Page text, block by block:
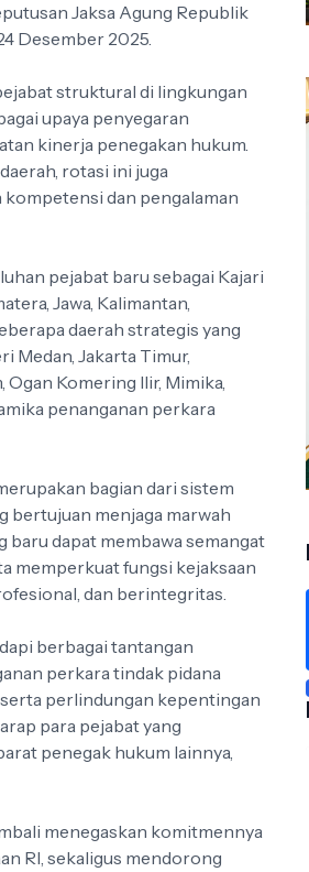
Jaksa Agung Republik
Desember 2025.
struktural di lingkungan
upaya penyegaran
kinerja penegakan hukum.
rotasi ini juga
dan pengalaman
pejabat baru sebagai Kajari
Jawa, Kalimantan,
daerah strategis yang
Medan, Jakarta Timur,
Ogan Komering Ilir, Mimika,
penanganan perkara
bagian dari sistem
bertujuan menjaga marwah
baru dapat membawa semangat
memperkuat fungsi kejaksaan
dan berintegritas.
berbagai tantangan
perkara tindak pidana
perlindungan kepentingan
para pejabat yang
penegak hukum lainnya,
menegaskan komitmennya
RI, sekaligus mendorong